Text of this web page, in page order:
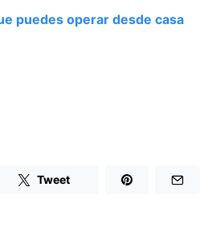
puedes operar desde casa
Tweet